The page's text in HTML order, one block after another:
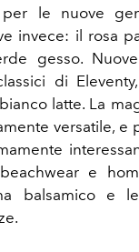
le nuove
invece: il rosa
gesso.
di
latte. La
versatile, e
e
balsamico e